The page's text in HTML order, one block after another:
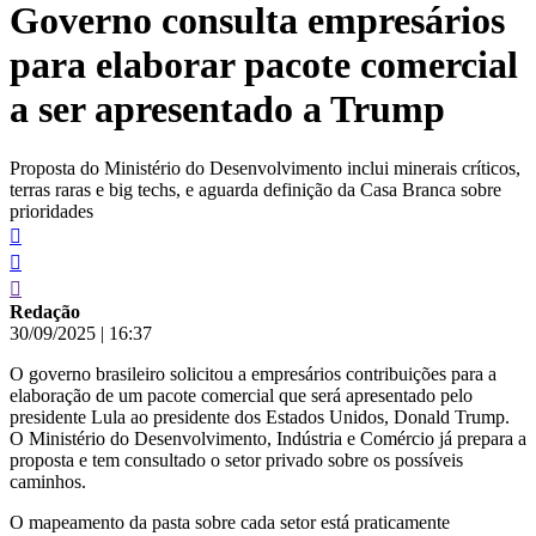
conteúdo
Governo consulta empresários
para elaborar pacote comercial
a ser apresentado a Trump
Proposta do Ministério do Desenvolvimento inclui minerais críticos,
terras raras e big techs, e aguarda definição da Casa Branca sobre
prioridades
Redação
30/09/2025 | 16:37
O governo brasileiro solicitou a empresários contribuições para a
elaboração de um pacote comercial que será apresentado pelo
presidente Lula ao presidente dos Estados Unidos, Donald Trump.
O Ministério do Desenvolvimento, Indústria e Comércio já prepara a
proposta e tem consultado o setor privado sobre os possíveis
caminhos.
O mapeamento da pasta sobre cada setor está praticamente